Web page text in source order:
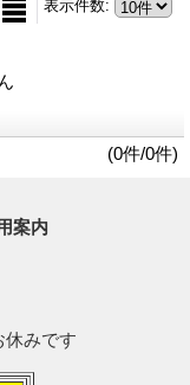
表示件数:
(0件/0件)
案内
休みです